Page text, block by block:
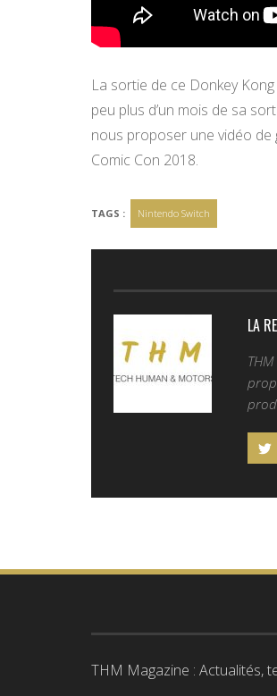
La sortie de ce Donkey
peu plus d’un mois de sa
nous proposer une vidéo de
Comic Con 2018.
TAGS : Nintendo Switch
LA
THM Magazine : Actualités,